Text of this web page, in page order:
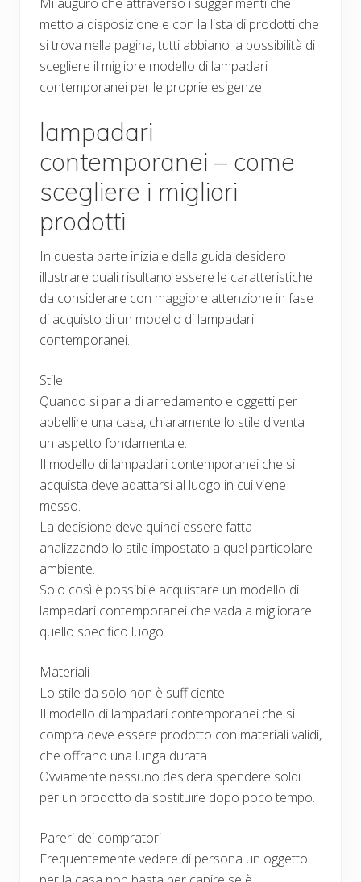
metto a disposizione e con la lista di prodotti che
si trova nella pagina, tutti abbiano la possibilità di
scegliere il migliore modello di lampadari
contemporanei per le proprie esigenze.
lampadari
contemporanei – come
scegliere i migliori
prodotti
In questa parte iniziale della guida desidero
illustrare quali risultano essere le caratteristiche
da considerare con maggiore attenzione in fase
di acquisto di un modello di lampadari
contemporanei.
Stile
Quando si parla di arredamento e oggetti per
abbellire una casa, chiaramente lo stile diventa
un aspetto fondamentale.
Il modello di lampadari contemporanei che si
acquista deve adattarsi al luogo in cui viene
messo.
La decisione deve quindi essere fatta
analizzando lo stile impostato a quel particolare
ambiente.
Solo così è possibile acquistare un modello di
lampadari contemporanei che vada a migliorare
quello specifico luogo.
Materiali
Lo stile da solo non è sufficiente.
Il modello di lampadari contemporanei che si
compra deve essere prodotto con materiali validi,
che offrano una lunga durata.
Ovviamente nessuno desidera spendere soldi
per un prodotto da sostituire dopo poco tempo.
Pareri dei compratori
Frequentemente vedere di persona un oggetto